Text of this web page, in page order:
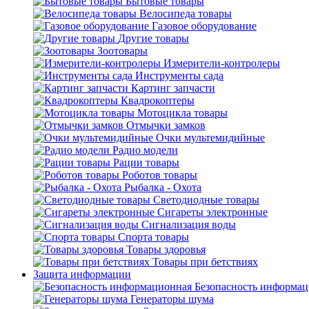
Велосипеда товары
Газовое оборудование
Другие товары
Зоотовары
Измерители-контролеры
Инструменты сада
Картинг запчасти
Квадрокоптеры
Мотоцикла товары
Отмычки замков
Очки мультемидийные
Радио модели
Рации товары
Роботов товары
Рыбалка - Охота
Светодиодные товары
Сигареты электронные
Сигнализация воды
Спорта товары
Товары здоровья
Товары при бетствиях
Защита информации
Безопасность
Генераторы шума